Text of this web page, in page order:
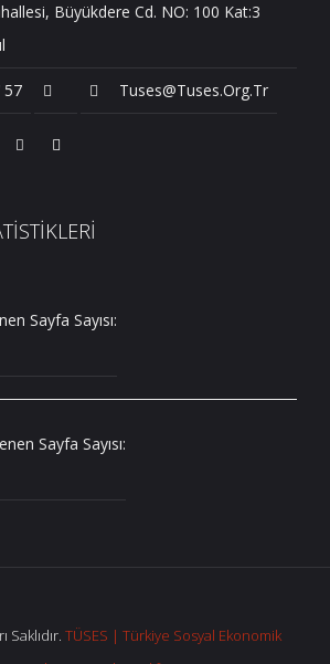
Büyükdere Cd. NO: 100 Kat:3
57 Tuses@tuses.org.tr
Sayfa Sayısı:
Sayfa Sayısı:
TÜSES | Türkiye Sosyal Ekonomik